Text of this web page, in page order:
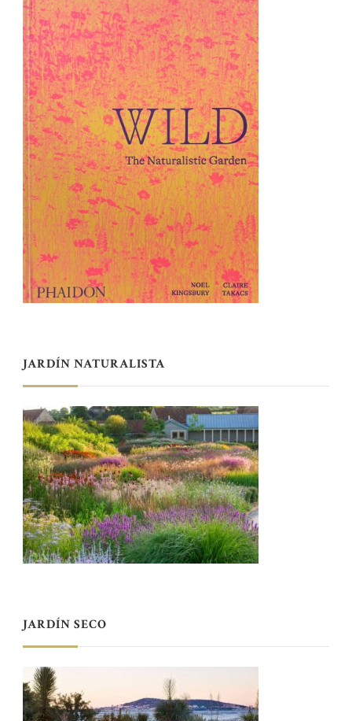
JARDÍN NATURALISTA
JARDÍN SECO